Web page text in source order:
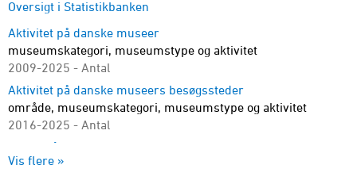
Oversigt i Statistikbanken
Aktivitet på danske museer
museumskategori, museumstype og aktivitet
2009-2025 - Antal
Aktivitet på danske museers besøgssteder
område, museumskategori, museumstype og aktivitet
2016-2025 - Antal
Besøg på museets udstilling
museumskategori, museumstype og besøgstype
Vis flere »